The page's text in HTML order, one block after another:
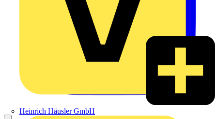
Heinrich Häusler GmbH